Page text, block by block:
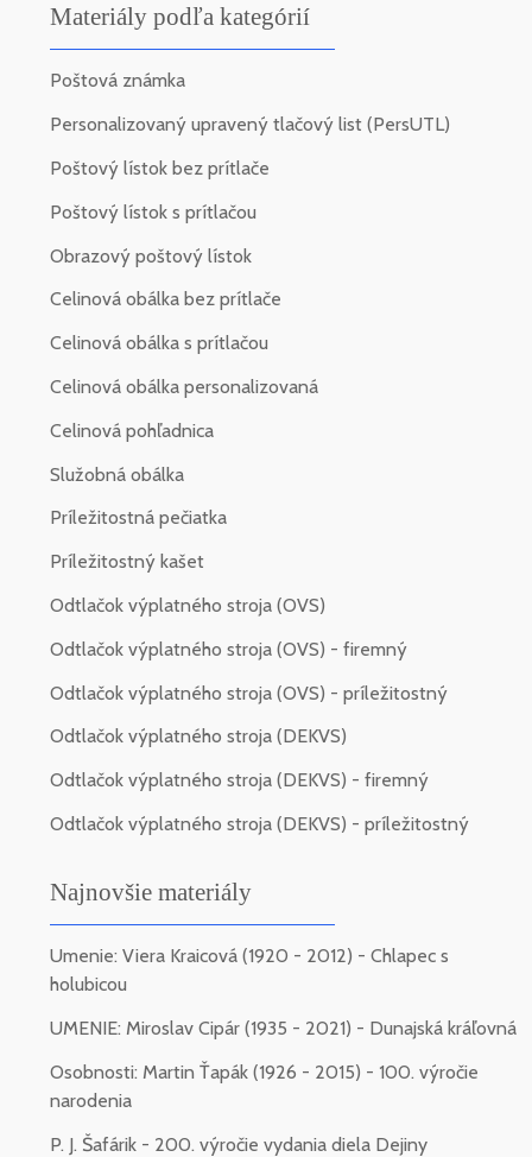
Materiály podľa kategórií
Poštová známka
Personalizovaný upravený tlačový list (PersUTL)
Poštový lístok bez prítlače
Poštový lístok s prítlačou
Obrazový poštový lístok
Celinová obálka bez prítlače
Celinová obálka s prítlačou
Celinová obálka personalizovaná
Celinová pohľadnica
Služobná obálka
Príležitostná pečiatka
Príležitostný kašet
Odtlačok výplatného stroja (OVS)
Odtlačok výplatného stroja (OVS) - firemný
Odtlačok výplatného stroja (OVS) - príležitostný
Odtlačok výplatného stroja (DEKVS)
Odtlačok výplatného stroja (DEKVS) - firemný
Odtlačok výplatného stroja (DEKVS) - príležitostný
Najnovšie materiály
Umenie: Viera Kraicová (1920 - 2012) - Chlapec s
holubicou
UMENIE: Miroslav Cipár (1935 - 2021) - Dunajská kráľovná
Osobnosti: Martin Ťapák (1926 - 2015) - 100. výročie
narodenia
P. J. Šafárik - 200. výročie vydania diela Dejiny